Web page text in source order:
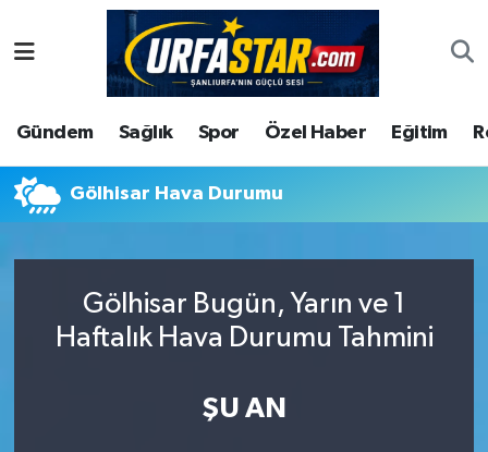
Gündem Sağlık Spor Özel Haber Eğitim
Gölhisar Hava Durumu
Gölhisar Bugün, Yarın ve 1
Haftalık Hava Durumu Tahmini
ŞU AN
ASAYİS
ÇEVRE
DUNYA
Ekonomi
Şanlıurfa Nöbetçi Eczaneler
Şanlıurfa Hava Durumu
Şanlıurfa Namaz Vakitleri
Süper Lig Puan Durumu ve Fikstür
Son Dakika Haberleri